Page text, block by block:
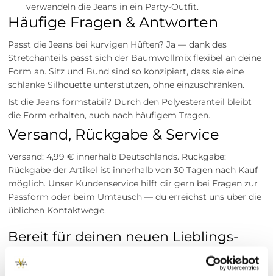
verwandeln die Jeans in ein Party-Outfit.
Häufige Fragen & Antworten
Passt die Jeans bei kurvigen Hüften? Ja — dank des
Stretchanteils passt sich der Baumwollmix flexibel an deine
Form an. Sitz und Bund sind so konzipiert, dass sie eine
schlanke Silhouette unterstützen, ohne einzuschränken.
Ist die Jeans formstabil? Durch den Polyesteranteil bleibt
die Form erhalten, auch nach häufigem Tragen.
Versand, Rückgabe & Service
Versand: 4,99 € innerhalb Deutschlands. Rückgabe:
Rückgabe der Artikel ist innerhalb von 30 Tagen nach Kauf
möglich. Unser Kundenservice hilft dir gern bei Fragen zur
Passform oder beim Umtausch — du erreichst uns über die
üblichen Kontaktwege.
Bereit für deinen neuen Lieblings-
Jeans?